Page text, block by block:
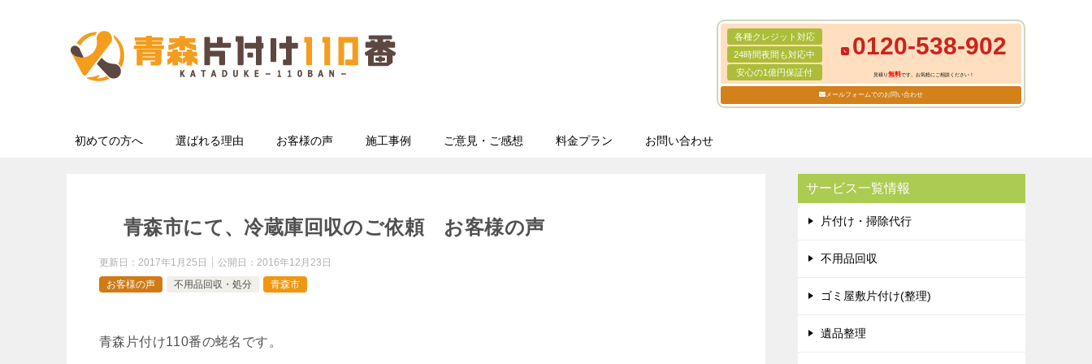
各種クレジット対応
24時間夜間も対応中
安心の1億円保証付
0120-538-902
見積り無料です。お気軽にご相談ください！
メールフォームでのお問い合わせ
初めての方へ 選ばれる理由 お客様の声 施工事例 ご意見・ご感想 料金プラン お問い合わせ
青森市にて、冷蔵庫回収のご依頼 お客様の声
更新日： 2017年1月25日 公開日： 2016年12月23日
お客様の声
不用品回収・処分 青森市
青森片付け110番の蛯名です。
サービス一覧情報
片付け・掃除代行
不用品回収
ゴミ屋敷片付け(整理)
遺品整理